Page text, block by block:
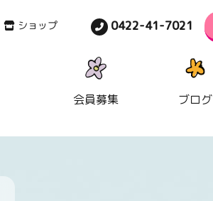
ショップ 0422-41-7021
会員募集 ブログ